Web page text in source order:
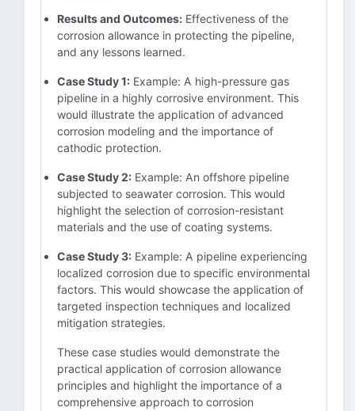
Results and Outcomes: Effectiveness of the
corrosion allowance in protecting the pipeline,
and any lessons learned.
Case Study 1: Example: A high-pressure gas
pipeline in a highly corrosive environment. This
would illustrate the application of advanced
corrosion modeling and the importance of
cathodic protection.
Case Study 2: Example: An offshore pipeline
subjected to seawater corrosion. This would
highlight the selection of corrosion-resistant
materials and the use of coating systems.
Case Study 3: Example: A pipeline experiencing
localized corrosion due to specific environmental
factors. This would showcase the application of
targeted inspection techniques and localized
mitigation strategies.
These case studies would demonstrate the
practical application of corrosion allowance
principles and highlight the importance of a
comprehensive approach to corrosion